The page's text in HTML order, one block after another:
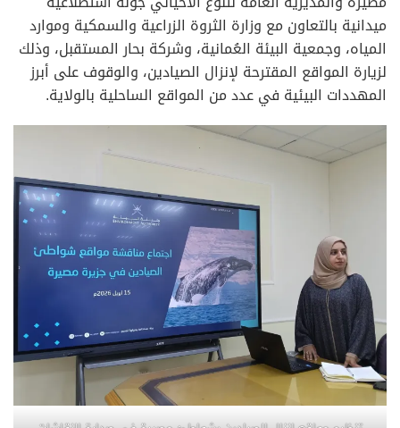
ميدانية بالتعاون مع وزارة الثروة الزراعية والسمكية وموارد
المياه، وجمعية البيئة العُمانية، وشركة بحار المستقبل، وذلك
لزيارة المواقع المقترحة لإنزال الصيادين، والوقوف على أبرز
المهددات البيئية في عدد من المواقع الساحلية بالولاية.